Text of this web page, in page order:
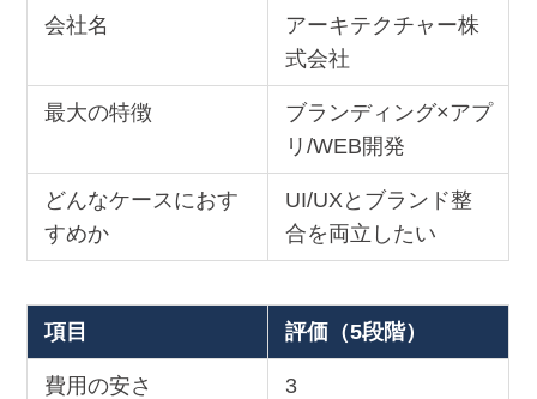
会社名
アーキテクチャー株
式会社
最大の特徴
ブランディング×アプ
リ/WEB開発
どんなケースにおす
すめか
UI/UXとブランド整
合を両立したい
項目 評価（5段階）
費用の安さ 3